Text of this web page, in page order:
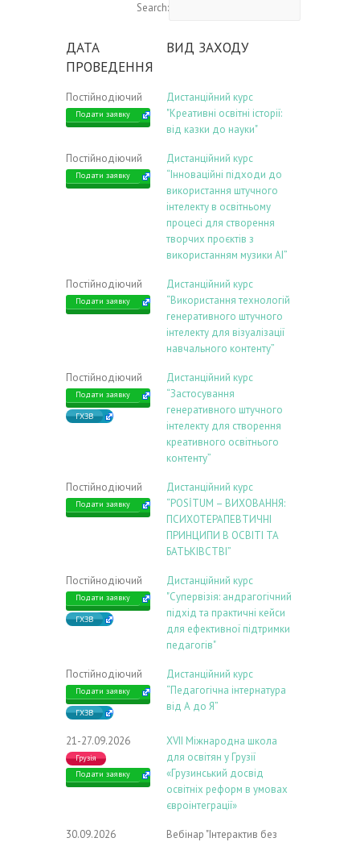
Search:
ДАТА
ПРОВЕДЕННЯ
ВИД ЗАХОДУ
Постійнодіючий
Подати заявку
Дистанційний курс
"Креативні освітні історії:
від казки до науки"
Постійнодіючий
Подати заявку
Дистанційний курс
“Інноваційні підходи до
використання штучного
інтелекту в освітньому
процесі для створення
творчих проєктів з
використанням музики АІ”
Постійнодіючий
Подати заявку
Дистанційний курс
“Використання технологій
генеративного штучного
інтелекту для візуалізації
навчального контенту”
Постійнодіючий
Подати заявку
ГХЗВ
Дистанційний курс
“Застосування
генеративного штучного
інтелекту для створення
креативного освітнього
контенту”
Постійнодіючий
Подати заявку
Дистанційний курс
“POSİTUM – ВИХОВАННЯ:
ПСИХОТЕРАПЕВТИЧНІ
ПРИНЦИПИ В ОСВІТІ ТА
БАТЬКІВСТВІ”
Постійнодіючий
Подати заявку
ГХЗВ
Дистанційний курс
"Супервізія: андрагогічний
підхід та практичні кейси
для ефективної підтримки
педагогів"
Постійнодіючий
Подати заявку
ГХЗВ
Дистанційний курс
“Педагогічна інтернатура
від А до Я”
21-27.09.2026
Грузія
Подати заявку
ХVIІ Міжнародна школа
для освітян у Грузії
«Грузинський досвід
освітніх реформ в умовах
євроінтеграції»
30.09.2026 Вебінар "Інтерактив без